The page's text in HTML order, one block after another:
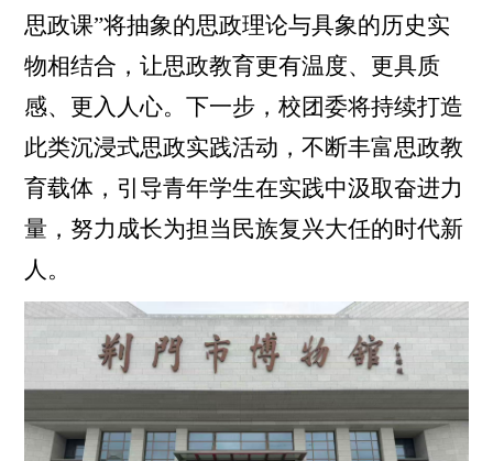
思政课”将抽象的思政理论与具象的历史实
物相结合，让思政教育更有温度、更具质
感、更入人心。下一步，校团委将持续打造
此类沉浸式思政实践活动，不断丰富思政教
育载体，引导青年学生在实践中汲取奋进力
量，努力成长为担当民族复兴大任的时代新
人。